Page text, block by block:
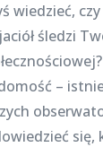
wiedzieć,
śledzi
–
się,